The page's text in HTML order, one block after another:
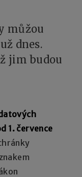
můžou
dnes.
jim budou
1. července